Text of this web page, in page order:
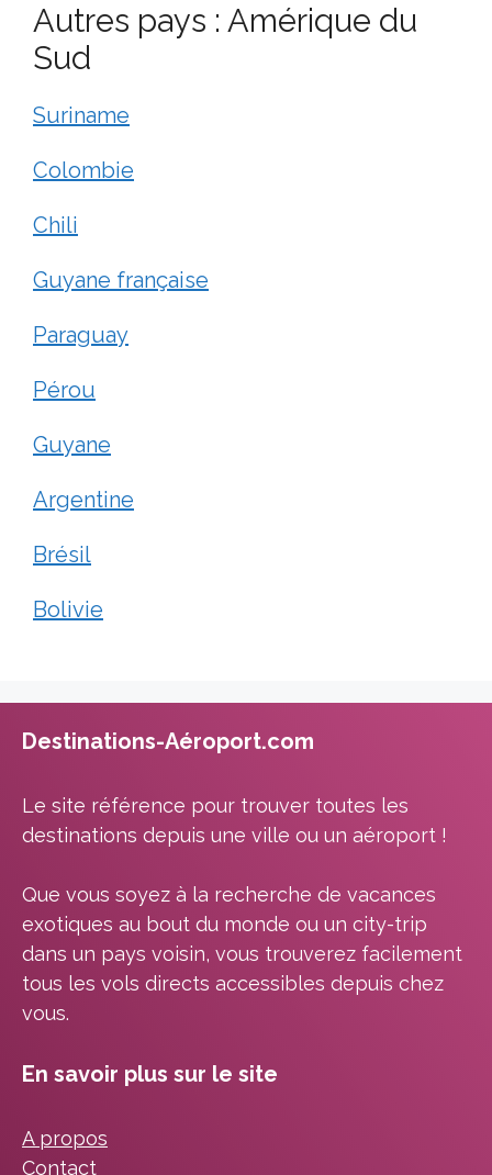
Autres pays : Amérique du
Sud
Suriname
Colombie
Chili
Guyane française
Paraguay
Pérou
Guyane
Argentine
Brésil
Bolivie
Destinations-Aéroport.com
Le site référence pour trouver toutes les
destinations depuis une ville ou un aéroport !
Que vous soyez à la recherche de vacances
exotiques au bout du monde ou un city-trip
dans un pays voisin, vous trouverez facilement
tous les vols directs accessibles depuis chez
vous.
En savoir plus sur le site
A propos
Contact